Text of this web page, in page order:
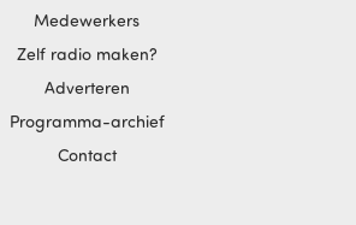
Medewerkers
Zelf radio maken?
Adverteren
Programma-archief
Contact